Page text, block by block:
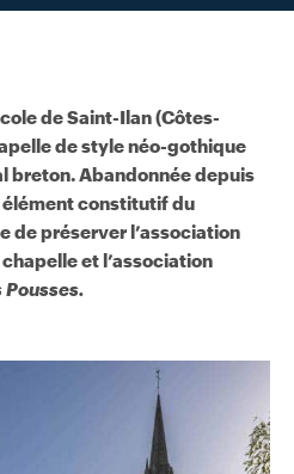
de Saint-Ilan (Côtes-
de style néo-gothique
breton. Abandonnée depuis
élément constitutif du
de préserver l’association
et l’association
Pousses.